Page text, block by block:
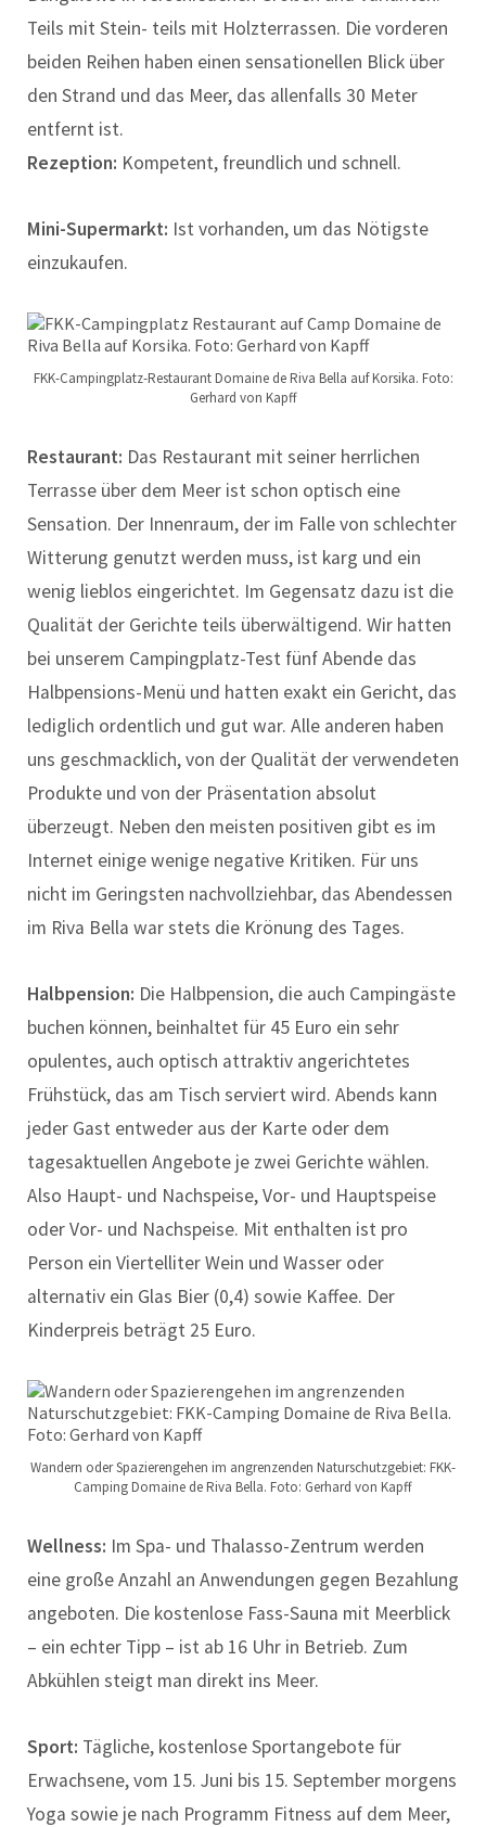
Teils mit Stein- teils mit Holzterrassen. Die vorderen
beiden Reihen haben einen sensationellen Blick über
den Strand und das Meer, das allenfalls 30 Meter
entfernt ist.
Rezeption: Kompetent, freundlich und schnell.
Mini-Supermarkt: Ist vorhanden, um das Nötigste
einzukaufen.
FKK-Campingplatz-Restaurant Domaine de Riva Bella auf Korsika. Foto:
Gerhard von Kapff
Restaurant: Das Restaurant mit seiner herrlichen
Terrasse über dem Meer ist schon optisch eine
Sensation. Der Innenraum, der im Falle von schlechter
Witterung genutzt werden muss, ist karg und ein
wenig lieblos eingerichtet. Im Gegensatz dazu ist die
Qualität der Gerichte teils überwältigend. Wir hatten
bei unserem Campingplatz-Test fünf Abende das
Halbpensions-Menü und hatten exakt ein Gericht, das
lediglich ordentlich und gut war. Alle anderen haben
uns geschmacklich, von der Qualität der verwendeten
Produkte und von der Präsentation absolut
überzeugt. Neben den meisten positiven gibt es im
Internet einige wenige negative Kritiken. Für uns
nicht im Geringsten nachvollziehbar, das Abendessen
im Riva Bella war stets die Krönung des Tages.
Halbpension: Die Halbpension, die auch Campingäste
buchen können, beinhaltet für 45 Euro ein sehr
opulentes, auch optisch attraktiv angerichtetes
Frühstück, das am Tisch serviert wird. Abends kann
jeder Gast entweder aus der Karte oder dem
tagesaktuellen Angebote je zwei Gerichte wählen.
Also Haupt- und Nachspeise, Vor- und Hauptspeise
oder Vor- und Nachspeise. Mit enthalten ist pro
Person ein Viertelliter Wein und Wasser oder
alternativ ein Glas Bier (0,4) sowie Kaffee. Der
Kinderpreis beträgt 25 Euro.
Wandern oder Spazierengehen im angrenzenden Naturschutzgebiet: FKK-
Camping Domaine de Riva Bella. Foto: Gerhard von Kapff
Wellness: Im Spa- und Thalasso-Zentrum werden
eine große Anzahl an Anwendungen gegen Bezahlung
angeboten. Die kostenlose Fass-Sauna mit Meerblick
– ein echter Tipp – ist ab 16 Uhr in Betrieb. Zum
Abkühlen steigt man direkt ins Meer.
Sport: Tägliche, kostenlose Sportangebote für
Erwachsene, vom 15. Juni bis 15. September morgens
Yoga sowie je nach Programm Fitness auf dem Meer,